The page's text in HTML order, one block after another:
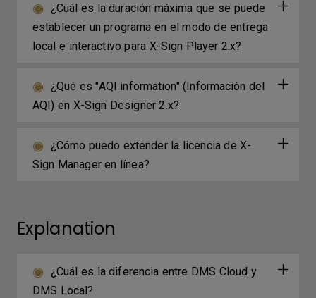
¿Cuál es la duración máxima que se puede
establecer un programa en el modo de entrega
local e interactivo para X-Sign Player 2.x?
¿Qué es "AQI information" (Información del
AQI) en X-Sign Designer 2.x?
¿Cómo puedo extender la licencia de X-
Sign Manager en línea?
Explanation
¿Cuál es la diferencia entre DMS Cloud y
DMS Local?